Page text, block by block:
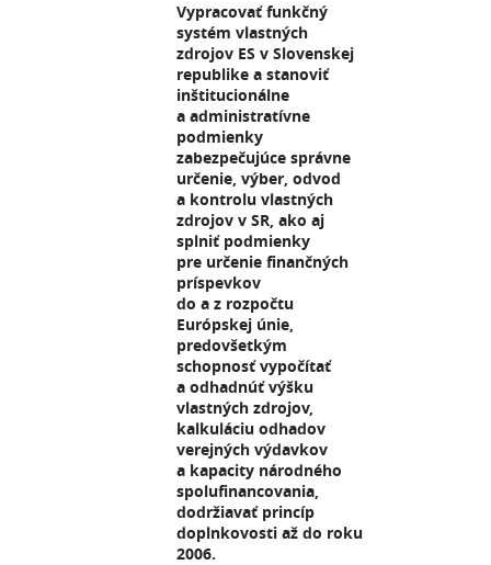
Vypracovať funkčný
systém vlastných
zdrojov ES v Slovenskej
republike a stanoviť
inštitucionálne
a administratívne
podmienky
zabezpečujúce správne
určenie, výber, odvod
a kontrolu vlastných
zdrojov v SR, ako aj
splniť podmienky
pre určenie finančných
príspevkov
do a z rozpočtu
Európskej únie,
predovšetkým
schopnosť vypočítať
a odhadnúť výšku
vlastných zdrojov,
kalkuláciu odhadov
verejných výdavkov
a kapacity národného
spolufinancovania,
dodržiavať princíp
doplnkovosti až do roku
2006.